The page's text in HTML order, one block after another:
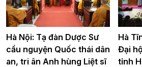
Hà Nội: Tạ đàn Dược Sư
cầu nguyện Quốc thái dân
an, tri ân Anh hùng Liệt sĩ
Hà
Đại
tỉnh